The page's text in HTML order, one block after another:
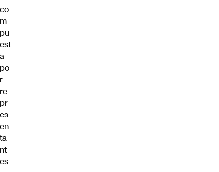
co
m
pu
est
a
po
r
re
pr
es
en
ta
nt
es